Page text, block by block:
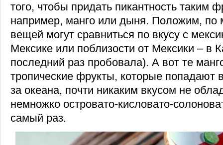
того, чтобы придать пикантность таким
например, манго или дыня. Положим, по
вещей могут сравниться по вкусу с
Мексике или поблизости от Мексики – в
последний раз пробовала). А вот те
тропические фрукты, которые попадают
за океана, почти никаким вкусом не
немножко островато-кисловато-
самый раз.